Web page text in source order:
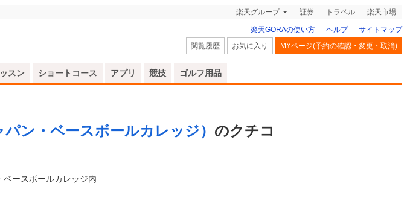
楽天グループ 証券 トラベル 楽天市場
楽天GORAの使い方 ヘルプ
サイトマップ
閲覧履歴
お気に入り MYページ(予約の確認・変更・取消)
スン ショートコース アプリ 競技 ゴルフ用品
ン・ベースボールカレッジ） のクチコ
ースボールカレッジ内